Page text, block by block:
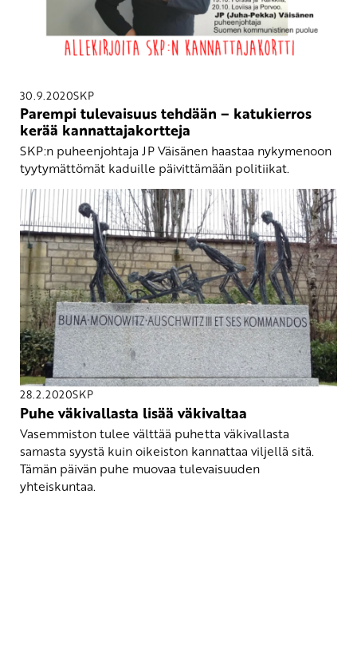
30.9.2020SKP
Parempi tulevaisuus tehdään – katukierros
kerää kannattajakortteja
SKP:n puheenjohtaja JP Väisänen haastaa nykymenoon
tyytymättömät kaduille päivittämään politiikat.
28.2.2020SKP
Puhe väkivallasta lisää väkivaltaa
Vasemmiston tulee välttää puhetta väkivallasta
samasta syystä kuin oikeiston kannattaa viljellä sitä.
Tämän päivän puhe muovaa tulevaisuuden
yhteiskuntaa.